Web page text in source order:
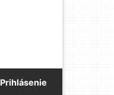
Prihlásenie